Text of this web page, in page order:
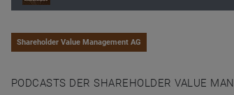
Shareholder Value Management AG
PODCASTS DER SHAREHOLDER VALUE